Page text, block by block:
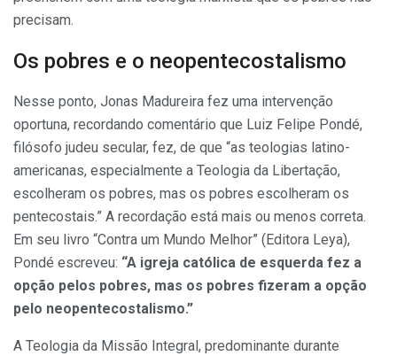
precisam.
Os pobres e o neopentecostalismo
Nesse ponto, Jonas Madureira fez uma intervenção
oportuna, recordando comentário que Luiz Felipe Pondé,
filósofo judeu secular, fez, de que “as teologias latino-
americanas, especialmente a Teologia da Libertação,
escolheram os pobres, mas os pobres escolheram os
pentecostais.” A recordação está mais ou menos correta.
Em seu livro “Contra um Mundo Melhor” (Editora Leya),
Pondé escreveu: “A igreja católica de esquerda fez a
opção pelos pobres, mas os pobres fizeram a opção
pelo neopentecostalismo.”
A Teologia da Missão Integral, predominante durante